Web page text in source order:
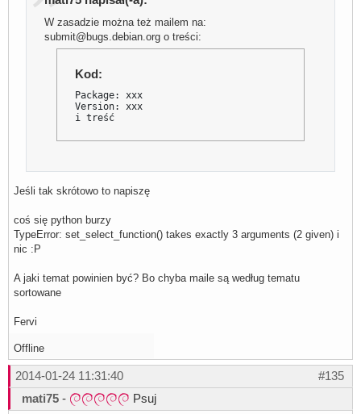
W zasadzie można też mailem na:
submit@bugs.debian.org o treści:
Kod:
Package: xxx
Version: xxx
i treść
Jeśli tak skrótowo to napiszę
coś się python burzy
TypeError: set_select_function() takes exactly 3 arguments (2 given) i
nic :P
A jaki temat powinien być? Bo chyba maile są według tematu
sortowane
Fervi
Offline
#135
2014-01-24 11:31:40
mati75 - Psuj